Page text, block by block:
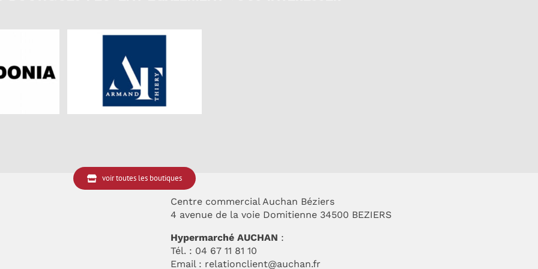
CAROLL
Mode Femme
voir toutes les boutiques
Centre commercial Auchan Béziers
4 avenue de la voie Domitienne 34500 BEZIERS
Hypermarché AUCHAN :
Tél. : 04 67 11 81 10
Email : relationclient@auchan.fr